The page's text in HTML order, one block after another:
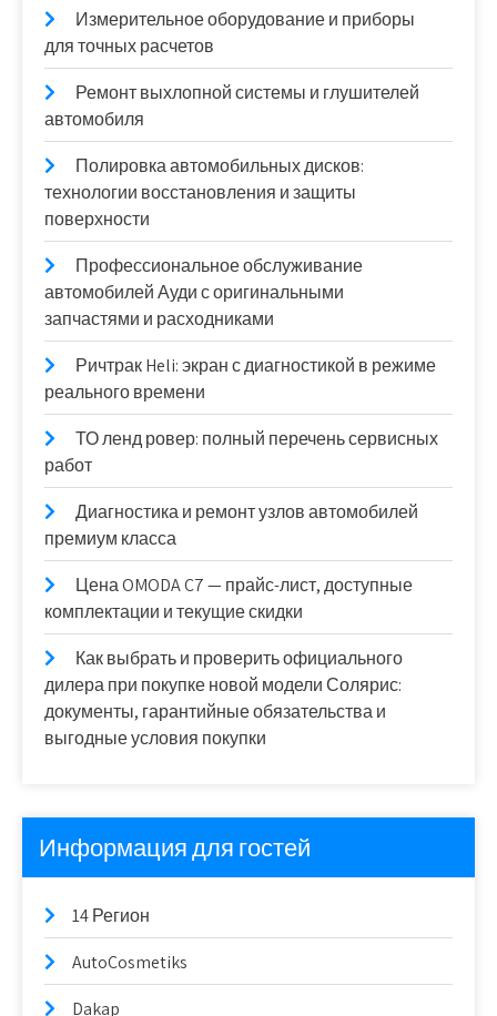
Измерительное оборудование и приборы
для точных расчетов
Ремонт выхлопной системы и глушителей
автомобиля
Полировка автомобильных дисков:
технологии восстановления и защиты
поверхности
Профессиональное обслуживание
автомобилей Ауди с оригинальными
запчастями и расходниками
Ричтрак Heli: экран с диагностикой в режиме
реального времени
ТО ленд ровер: полный перечень сервисных
работ
Диагностика и ремонт узлов автомобилей
премиум класса
Цена OMODA C7 — прайс-лист, доступные
комплектации и текущие скидки
Как выбрать и проверить официального
дилера при покупке новой модели Солярис:
документы, гарантийные обязательства и
выгодные условия покупки
Информация для гостей
14 Регион
AutoCosmetiks
Dakap